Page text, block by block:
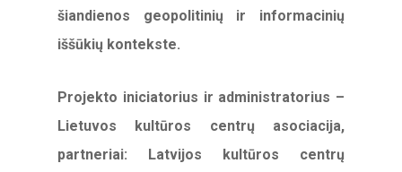
šiandienos geopolitinių ir informacinių
iššūkių kontekste.
Projekto iniciatorius ir administratorius –
Lietuvos kultūros centrų asociacija,
partneriai: Latvijos kultūros centrų